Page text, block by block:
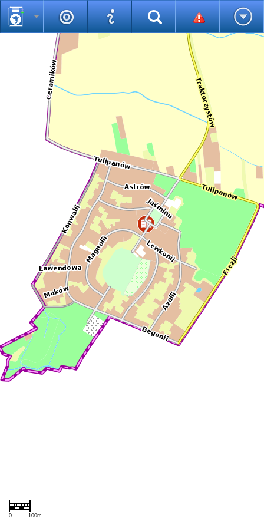
Legenda
Wyszukiwarka uniwersalna
Statystyki
Pomoc
Wersja językowa
Mapa
0 100m